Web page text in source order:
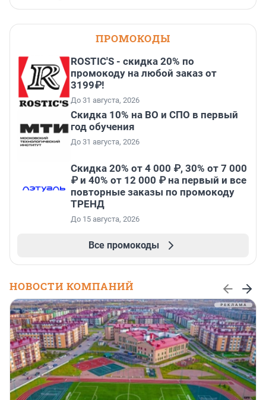
ПРОМОКОДЫ
ROSTIC'S - скидка 20% по
промокоду на любой заказ от
3199₽!
До 31 августа, 2026
Скидка 10% на ВО и СПО в первый
год обучения
До 31 августа, 2026
Скидка 20% от 4 000 ₽, 30% от 7 000
₽ и 40% от 12 000 ₽ на первый и все
повторные заказы по промокоду
ТРЕНД
До 15 августа, 2026
Все промокоды
НОВОСТИ КОМПАНИЙ